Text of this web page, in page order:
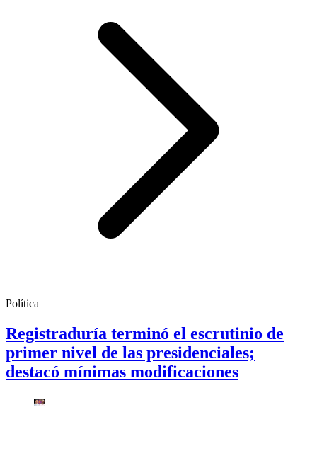
Política
Registraduría terminó el escrutinio de
primer nivel de las presidenciales;
destacó mínimas modificaciones